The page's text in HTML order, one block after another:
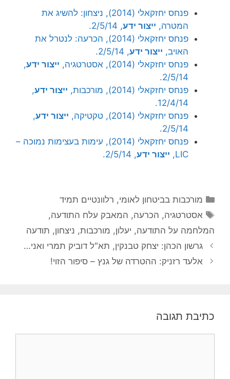
פנחס יחזקאלי (2014), ניצחון: להשיג את
המטרה, ייצור ידע, 2/5/14.
פנחס יחזקאלי (2014), הכרעה: לנטרל את
האויב, ייצור ידע, 2/5/14.
פנחס יחזקאלי (2014), אסטרטגיה,
ייצור ידע,
2/5/14.
פנחס יחזקאלי (2014), מורכבות,
ייצור ידע,
12/4/14.
פנחס יחזקאלי (2014), טקטיקה,
ייצור ידע,
2/5/14.
פנחס יחזקאלי (2014), עימות בעצימות נמוכה –
LIC, ייצור ידע, 2/5/14.
קטגוריות
מורכבות בביטחון לאומי, רלוונטיים תמיד
תגיות
אסטרטגיה, הכרעה, המאבק עלח התודעה,
המלחמה על התודעה, יעלון, מורכבות, ניצחון, תודעה
גרשון הכהן: יצחק טבנקין, תא"ל דוביק תמרי ואני…
אלעד רזניק: ההטרדה של גנץ – סיפור הזוי!
כתיבת תגובה